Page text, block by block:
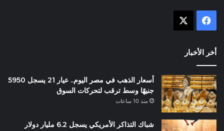
فيسبوك
أخر الأخبار
أسعار الذهب في مصر اليوم.. عيار 21 يسجل 5950
جنيهًا وسط ترقب لتحركات السوق
منذ 10 ساعات
شباك التذاكر الأمريكي يسجل 6.2 مليار دولار